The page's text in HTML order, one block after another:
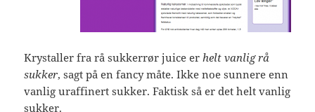
Krystaller fra rå sukkerrør juice erhelt vanlig rå
sukker, sagt på en fancy måte. Ikke noe sunnere enn
vanlig uraffinert sukker. Faktisk så er det helt vanlig
sukker.